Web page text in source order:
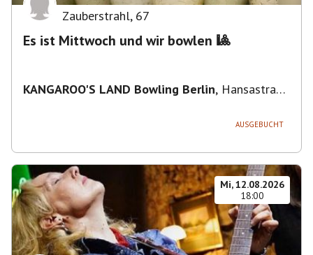
Zauberstrahl, 67
Es ist Mittwoch und wir bowlen 🎱
KANGAROO'S LAND Bowling Berlin, Hansastraße
AUSGEBUCHT
Mi, 12.08.2026
18:00